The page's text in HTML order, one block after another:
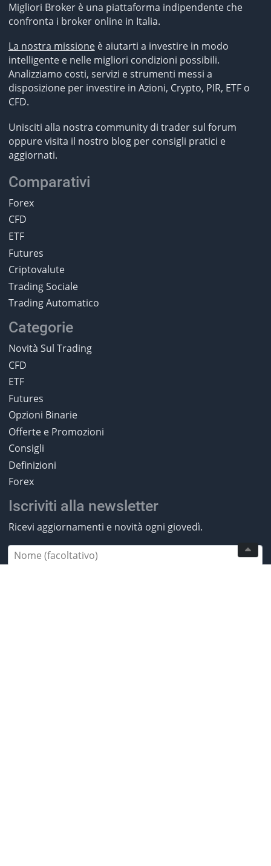
Migliori Broker è una piattaforma indipendente che
confronta i broker online in Italia.
La nostra missioneè aiutarti a investire in modo
intelligente e nelle migliori condizioni possibili.
Analizziamo costi, servizi e strumenti messi a
disposizione per investire in Azioni, Crypto, PIR, ETF o
CFD.
Unisciti alla nostra community di trader sul forum
oppure visita il nostro blog per consigli pratici e
aggiornati.
Comparativi
Forex
CFD
ETF
Futures
Criptovalute
Trading Sociale
Trading Automatico
Categorie
Novità Sul Trading
CFD
ETF
Futures
Opzioni Binarie
Offerte e Promozioni
Consigli
Definizioni
Forex
Iscriviti alla newsletter
Ricevi aggiornamenti e novità ogni giovedì.